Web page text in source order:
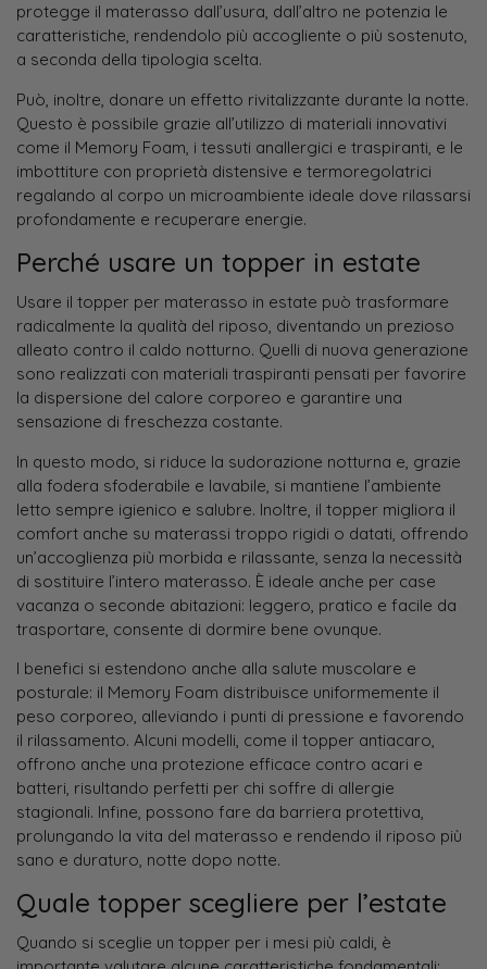
protegge il materasso dall’usura, dall’altro ne potenzia le
caratteristiche, rendendolo più accogliente o più sostenuto,
a seconda della tipologia scelta.
Può, inoltre, donare un effetto rivitalizzante durante la notte.
Questo è possibile grazie all’utilizzo di materiali innovativi
come il Memory Foam, i tessuti anallergici e traspiranti, e le
imbottiture con proprietà distensive e termoregolatrici
regalando al corpo un microambiente ideale dove rilassarsi
profondamente e recuperare energie.
Perché usare un topper in estate
Usare il topper per materasso in estate può trasformare
radicalmente la qualità del riposo, diventando un prezioso
alleato contro il caldo notturno. Quelli di nuova generazione
sono realizzati con materiali traspiranti pensati per favorire
la dispersione del calore corporeo e garantire una
sensazione di freschezza costante.
In questo modo, si riduce la sudorazione notturna e, grazie
alla fodera sfoderabile e lavabile, si mantiene l’ambiente
letto sempre igienico e salubre. Inoltre, il topper migliora il
comfort anche su materassi troppo rigidi o datati, offrendo
un’accoglienza più morbida e rilassante, senza la necessità
di sostituire l’intero materasso. È ideale anche per case
vacanza o seconde abitazioni: leggero, pratico e facile da
trasportare, consente di dormire bene ovunque.
I benefici si estendono anche alla salute muscolare e
posturale: il Memory Foam distribuisce uniformemente il
peso corporeo, alleviando i punti di pressione e favorendo
il rilassamento. Alcuni modelli, come il topper antiacaro,
offrono anche una protezione efficace contro acari e
batteri, risultando perfetti per chi soffre di allergie
stagionali. Infine, possono fare da barriera protettiva,
prolungando la vita del materasso e rendendo il riposo più
sano e duraturo, notte dopo notte.
Quale topper scegliere per l’estate
Quando si sceglie un topper per i mesi più caldi, è